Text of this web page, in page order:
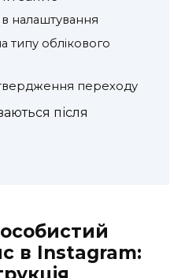
в налаштування
типу облікового
переходу
після
в Instagram: